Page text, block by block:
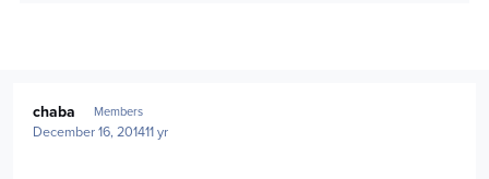
chaba Members
December 16, 201411 yr